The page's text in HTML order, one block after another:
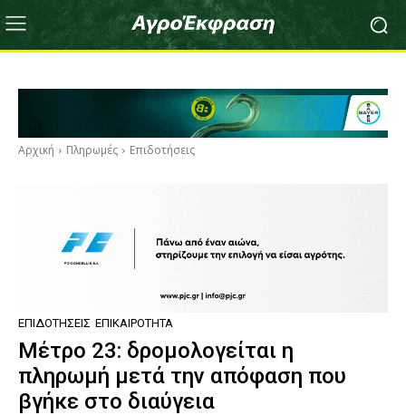
Αρχική Πληρωμές Επιδοτήσεις
ΕΠΙΔΟΤΉΣΕΙΣ ΕΠΙΚΑΙΡΌΤΗΤΑ
Μέτρο 23: δρομολογείται η
πληρωμή μετά την απόφαση που
βγήκε στο διαύγεια